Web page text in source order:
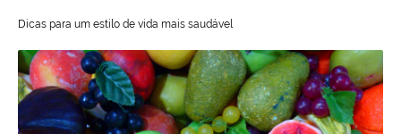
Dicas para um estilo de vida mais saudável